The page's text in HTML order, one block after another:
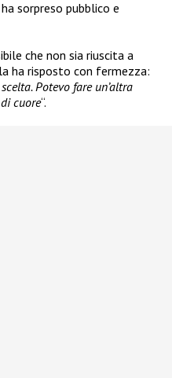
sorpreso pubblico e
che non sia riuscita a
ha risposto con fermezza:
Potevo fare un’altra
cuore“.